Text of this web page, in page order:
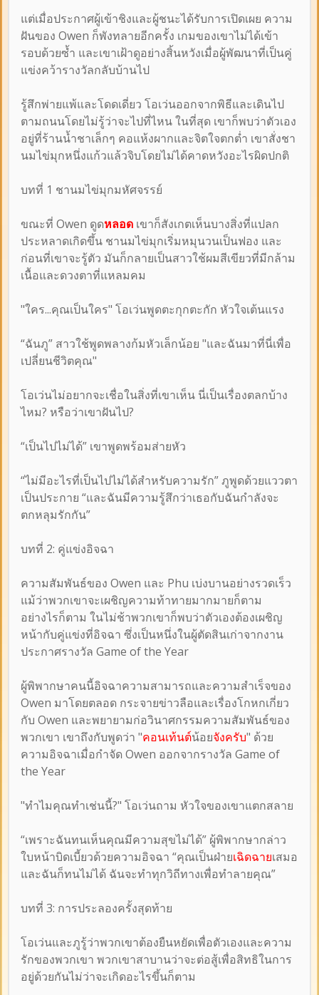
แต่เมื่อประกาศผู้เข้าชิงและผู้ชนะได้รับการเปิดเผย ความ
ฝันของ Owen ก็พังทลายอีกครั้ง เกมของเขาไม่ได้เข้า
รอบด้วยซ้ำ และเขาเฝ้าดูอย่างสิ้นหวังเมื่อผู้พัฒนาที่เป็นคู่
แข่งคว้ารางวัลกลับบ้านไป
รู้สึกพ่ายแพ้และโดดเดี่ยว โอเว่นออกจากพิธีและเดินไป
ตามถนนโดยไม่รู้ว่าจะไปที่ไหน ในที่สุด เขาก็พบว่าตัวเอง
อยู่ที่ร้านน้ำชาเล็กๆ คอแห้งผากและจิตใจตกต่ำ เขาสั่งชา
นมไข่มุกหนึ่งแก้วแล้วจิบโดยไม่ได้คาดหวังอะไรผิดปกติ
บทที่ 1 ชานมไข่มุกมหัศจรรย์
ขณะที่ Owen ดูดหลอด เขาก็สังเกตเห็นบางสิ่งที่แปลก
ประหลาดเกิดขึ้น ชานมไข่มุกเริ่มหมุนวนเป็นฟอง และ
ก่อนที่เขาจะรู้ตัว มันก็กลายเป็นสาวใช้ผมสีเขียวที่มีกล้าม
เนื้อและดวงตาที่แหลมคม
"ใคร...คุณเป็นใคร" โอเว่นพูดตะกุกตะกัก หัวใจเต้นแรง
“ฉันภู” สาวใช้พูดพลางก้มหัวเล็กน้อย "และฉันมาที่นี่เพื่อ
เปลี่ยนชีวิตคุณ"
โอเว่นไม่อยากจะเชื่อในสิ่งที่เขาเห็น นี่เป็นเรื่องตลกบ้าง
ไหม? หรือว่าเขาฝันไป?
“เป็นไปไม่ได้” เขาพูดพร้อมส่ายหัว
“ไม่มีอะไรที่เป็นไปไม่ได้สำหรับความรัก” ภูพูดด้วยแววตา
เป็นประกาย “และฉันมีความรู้สึกว่าเธอกับฉันกำลังจะ
ตกหลุมรักกัน”
บทที่ 2: คู่แข่งอิจฉา
ความสัมพันธ์ของ Owen และ Phu เบ่งบานอย่างรวดเร็ว
แม้ว่าพวกเขาจะเผชิญความท้าทายมากมายก็ตาม
อย่างไรก็ตาม ในไม่ช้าพวกเขาก็พบว่าตัวเองต้องเผชิญ
หน้ากับคู่แข่งที่อิจฉา ซึ่งเป็นหนึ่งในผู้ตัดสินเก่าจากงาน
ประกาศรางวัล Game of the Year
ผู้พิพากษาคนนี้อิจฉาความสามารถและความสำเร็จของ
Owen มาโดยตลอด กระจายข่าวลือและเรื่องโกหกเกี่ยว
กับ Owen และพยายามก่อวินาศกรรมความสัมพันธ์ของ
พวกเขา เขาถึงกับพูดว่า "คอนเท้นต์น้อยจังครับ" ด้วย
ความอิจฉาเมื่อกำจัด Owen ออกจากรางวัล Game of
the Year
"ทำไมคุณทำเช่นนี้?" โอเว่นถาม หัวใจของเขาแตกสลาย
“เพราะฉันทนเห็นคุณมีความสุขไม่ได้” ผู้พิพากษากล่าว
ใบหน้าบิดเบี้ยวด้วยความอิจฉา “คุณเป็นฝ่ายเฉิดฉายเสมอ
และฉันก็ทนไม่ได้ ฉันจะทำทุกวิถีทางเพื่อทำลายคุณ”
บทที่ 3: การประลองครั้งสุดท้าย
โอเว่นและภูรู้ว่าพวกเขาต้องยืนหยัดเพื่อตัวเองและความ
รักของพวกเขา พวกเขาสาบานว่าจะต่อสู้เพื่อสิทธิในการ
อยู่ด้วยกันไม่ว่าจะเกิดอะไรขึ้นก็ตาม